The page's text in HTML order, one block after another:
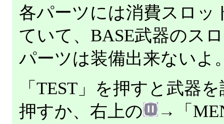
各パーツには消費スロッ
ていて、BASE武器のス
パーツは装備出来ないよ
「TEST」を押すと武器
押すか、右上の
→「